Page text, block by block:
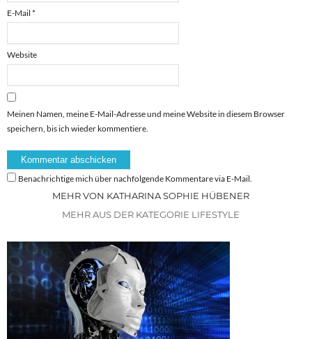
E-Mail *
Website
Meinen Namen, meine E-Mail-Adresse und meine Website in diesem Browser
speichern, bis ich wieder kommentiere.
Benachrichtige mich über nachfolgende Kommentare via E-Mail.
MEHR VON KATHARINA SOPHIE HÜBENER
MEHR AUS DER KATEGORIE LIFESTYLE